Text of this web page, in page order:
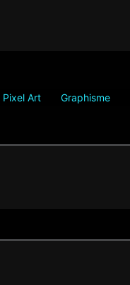
Pixel Art Graphisme